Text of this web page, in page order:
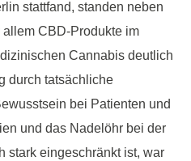
stattfand, standen neben
CBD-Produkte im
Cannabis deutlich
durch tatsächliche
bei Patienten und
und das Nadelöhr bei der
stark eingeschränkt ist, war